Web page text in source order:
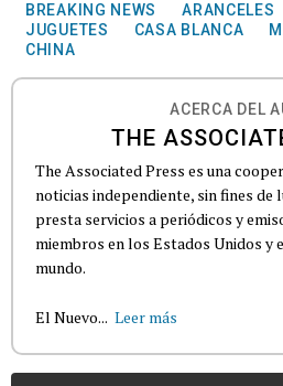
BREAKING NEWS ARANCELES
JUGUETES
CASA BLANCA
CHINA
ACERCA DEL
THE
The Associated Press es una
noticias independiente, sin fines de
presta servicios a periódicos y
miembros en los Estados Unidos y
mundo.
El Nuevo... Leer más